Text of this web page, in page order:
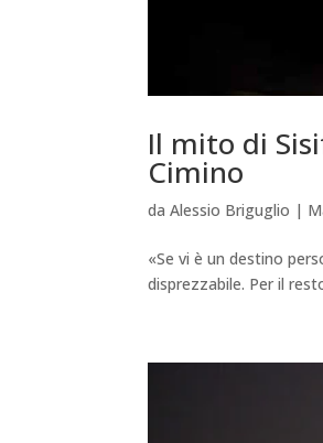
Il mito di
Cimino
daAlessio Briguglio |
«Se vi è un destino
disprezzabile. Per il